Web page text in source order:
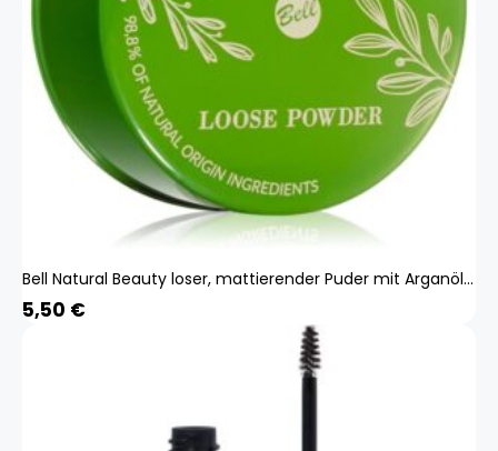
Bell Natural Beauty loser, mattierender Puder mit Arganöl 6 g
5,50 €